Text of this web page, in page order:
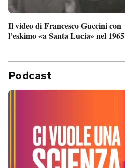
Il video di Francesco Guccini con
l’eskimo «a Santa Lucia» nel 1965
Podcast